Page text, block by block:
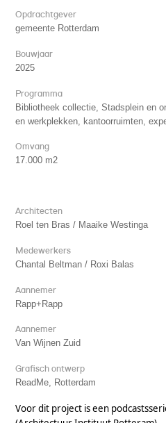
Opdrachtgever
gemeente Rotterdam
Bouwjaar
2025
Programma
Bibliotheek collectie, Stadsplein en
en werkplekken, kantoorruimten,
Omvang
17.000 m2
Architecten
Roel ten Bras / Maaike Westinga
Medewerkers
Chantal Beltman / Roxi Balas
Aannemer
Rapp+Rapp
Aannemer
Van Wijnen Zuid
Grafisch ontwerp
ReadMe, Rotterdam
Voor dit project is een